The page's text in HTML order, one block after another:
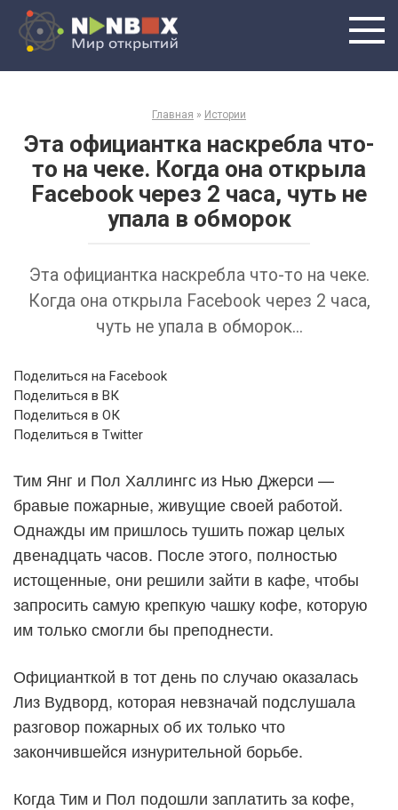
Перейти
контенту
Главная » Истории
Эта официантка наскребла что-
то на чеке. Когда она открыла
Facebook через 2 часа, чуть не
упала в обморок
Эта официантка наскребла что-то на чеке.
Когда она открыла Facebook через 2 часа,
чуть не упала в обморок...
Поделиться на Facebook
Поделиться в ВК
Поделиться в ОК
Поделиться в Twitter
Тим Янг и Пол Халлингс из Нью Джерси —
бравые пожарные, живущие своей работой.
Однажды им пришлось тушить пожар целых
двенадцать часов. После этого, полностью
истощенные, они решили зайти в кафе, чтобы
запросить самую крепкую чашку кофе, которую
им только смогли бы преподнести.
Официанткой в тот день по случаю оказалась
Лиз Вудворд, которая невзначай подслушала
разговор пожарных об их только что
закончившейся изнурительной борьбе.
Когда Тим и Пол подошли заплатить за кофе,